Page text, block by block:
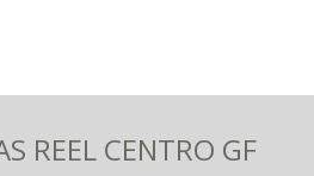
REEL CENTRO GF